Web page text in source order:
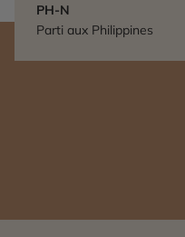
PH-N
Parti aux Philippines